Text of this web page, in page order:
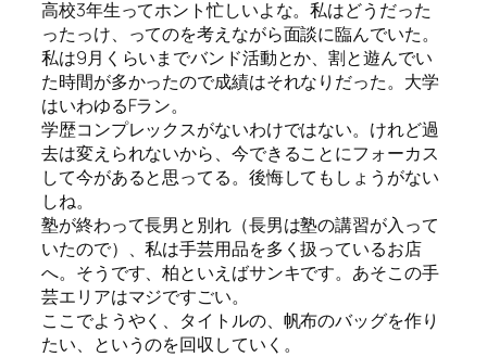
高校3年生ってホント忙しいよな。私はどうだった
ったっけ、ってのを考えながら面談に臨んでいた。
私は9月くらいまでバンド活動とか、割と遊んでい
た時間が多かったので成績はそれなりだった。大学
はいわゆるFラン。
学歴コンプレックスがないわけではない。けれど過
去は変えられないから、今できることにフォーカス
して今があると思ってる。後悔してもしょうがない
しね。
塾が終わって長男と別れ（長男は塾の講習が入って
いたので）、私は手芸用品を多く扱っているお店
へ。そうです、柏といえばサンキです。あそこの手
芸エリアはマジですごい。
ここでようやく、タイトルの、帆布のバッグを作り
たい、というのを回収していく。